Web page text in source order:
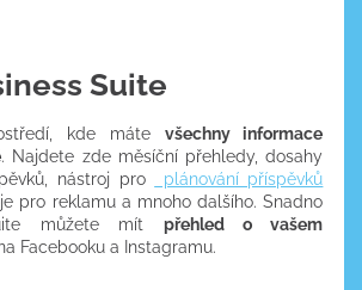
Suite
kde máte všechny informace
. Najdete zde měsíční přehledy, dosahy
nástroj pro
plánování příspěvků
pro reklamu a mnoho dalšího. Snadno
můžete mít přehled o vašem
Facebooku a Instagramu.